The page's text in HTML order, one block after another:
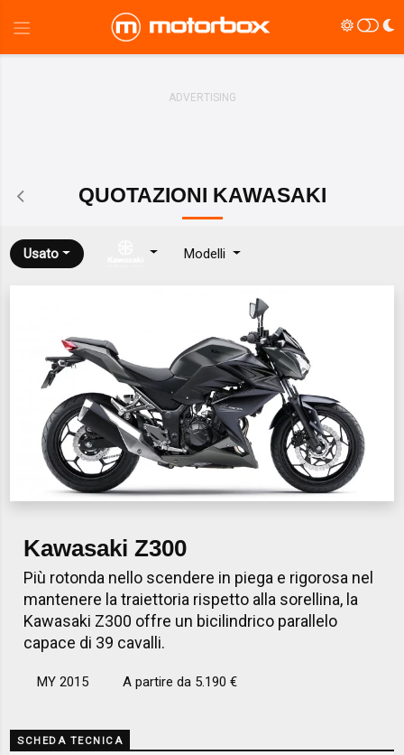
QUOTAZIONI KAWASAKI
Usato Modelli
Kawasaki Z300
Più rotonda nello scendere in piega e rigorosa nel
mantenere la traiettoria rispetto alla sorellina, la
Kawasaki Z300 offre un bicilindrico parallelo
capace di 39 cavalli.
MY 2015 A partire da 5.190 €
SCHEDA TECNICA